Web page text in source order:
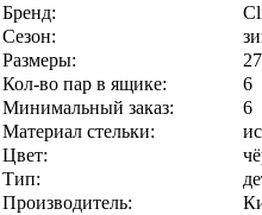
Бренд:
Сезон:
Размеры:
Кол-во пар в ящике:
6
Минимальный заказ:
6
Материал стельки:
Цвет:
Тип:
Производитель: